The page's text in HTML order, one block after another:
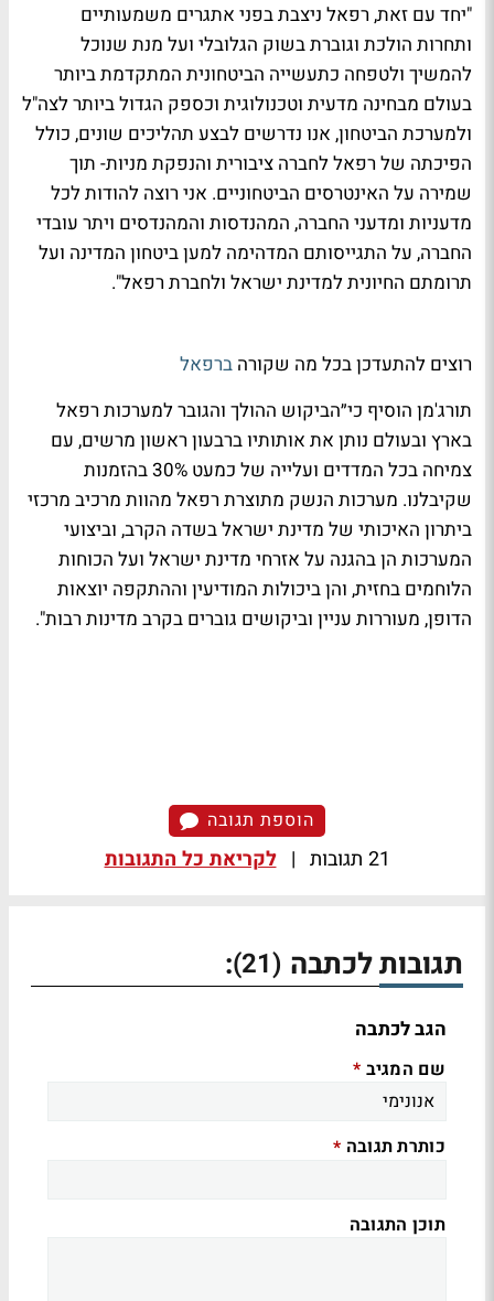
"יחד עם זאת, רפאל ניצבת בפני אתגרים משמעותיים
ותחרות הולכת וגוברת בשוק הגלובלי ועל מנת שנוכל
להמשיך ולטפחה כתעשייה הביטחונית המתקדמת ביותר
בעולם מבחינה מדעית וטכנולוגית וכספק הגדול ביותר לצה"ל
ולמערכת הביטחון, אנו נדרשים לבצע תהליכים שונים, כולל
הפיכתה של רפאל לחברה ציבורית והנפקת מניות- תוך
שמירה על האינטרסים הביטחוניים. אני רוצה להודות לכל
מדעניות ומדעני החברה, המהנדסות והמהנדסים ויתר עובדי
החברה, על התגייסותם המדהימה למען ביטחון המדינה ועל
תרומתם החיונית למדינת ישראל ולחברת רפאל".
רוצים להתעדכן בכל מה שקורה ברפאל
תורג'מן הוסיף כי״הביקוש ההולך והגובר למערכות רפאל
בארץ ובעולם נותן את אותותיו ברבעון ראשון מרשים, עם
צמיחה בכל המדדים ועלייה של כמעט 30% בהזמנות
שקיבלנו. מערכות הנשק מתוצרת רפאל מהוות מרכיב מרכזי
ביתרון האיכותי של מדינת ישראל בשדה הקרב, וביצועי
המערכות הן בהגנה על אזרחי מדינת ישראל ועל הכוחות
הלוחמים בחזית, והן ביכולות המודיעין וההתקפה יוצאות
הדופן, מעוררות עניין וביקושים גוברים בקרב מדינות רבות".
הוספת תגובה
21 תגובות | לקריאת כל התגובות
תגובות לכתבה (21)
:
הגב לכתבה
שם המגיב *
כותרת תגובה *
תוכן התגובה